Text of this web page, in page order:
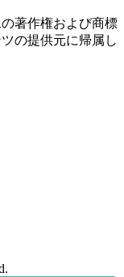
著作権および商標
の提供元に帰属し